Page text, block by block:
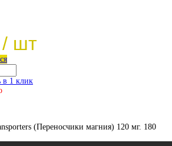
/ шт
в 1 клик
(Переносчики магния) 120 мг. 180